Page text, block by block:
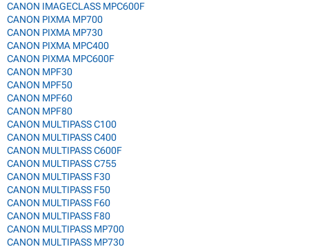
CANON IMAGECLASS MPC600F
CANON PIXMA MP700
CANON PIXMA MP730
CANON PIXMA MPC400
CANON PIXMA MPC600F
CANON MPF30
CANON MPF50
CANON MPF60
CANON MPF80
CANON MULTIPASS C100
CANON MULTIPASS C400
CANON MULTIPASS C600F
CANON MULTIPASS C755
CANON MULTIPASS F30
CANON MULTIPASS F50
CANON MULTIPASS F60
CANON MULTIPASS F80
CANON MULTIPASS MP700
CANON MULTIPASS MP730